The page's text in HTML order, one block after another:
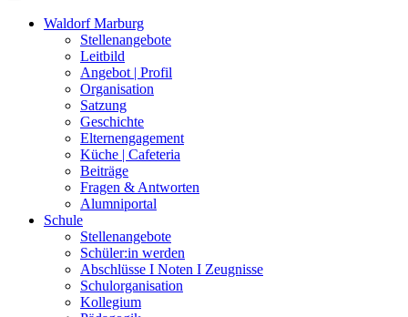
Waldorf Marburg
Stellenangebote
Leitbild
Angebot | Profil
Organisation
Satzung
Geschichte
Elternengagement
Küche | Cafeteria
Beiträge
Fragen & Antworten
Alumniportal
Schule
Stellenangebote
Schüler:in werden
Abschlüsse I Noten I Zeugnisse
Schulorganisation
Kollegium